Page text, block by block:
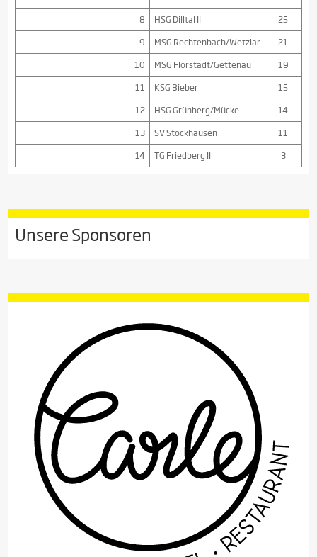
8
HSG Dilltal II
25
9
MSG Rechtenbach/Wetzlar
21
10
MSG Florstadt/Gettenau
19
11
KSG Bieber
15
12
HSG Grünberg/Mücke
14
13
SV Stockhausen
11
14
TG Friedberg II 3
Unsere Sponsoren